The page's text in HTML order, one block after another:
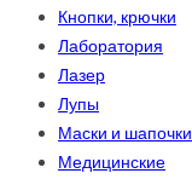
Кнопки, крючки
Лаборатория
Лазер
Лупы
Маски и шапочки
Медицинские